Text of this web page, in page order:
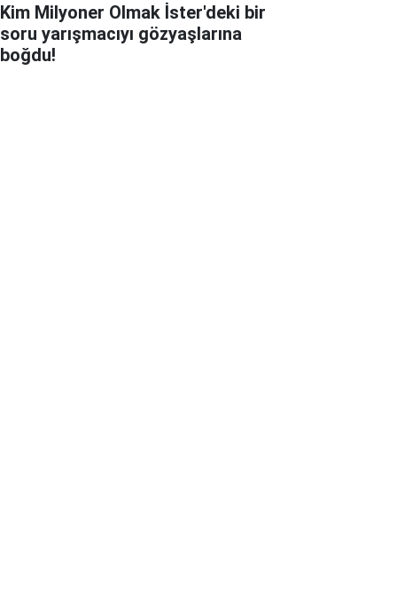
Kim Milyoner Olmak İster'deki bir
soru yarışmacıyı gözyaşlarına
boğdu!